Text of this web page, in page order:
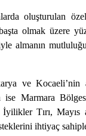
oluşturulan
olmak üzere
almanın
ve Kocaeli’nin
ise Marmara
İyilikler Tırı,
ihtiyaç